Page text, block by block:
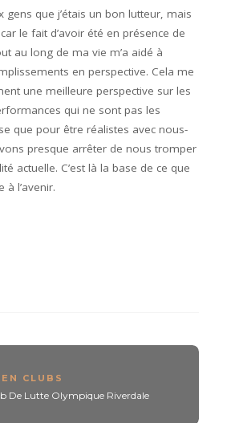
gens que j’étais un bon lutteur, mais
le fait d’avoir été en présence de
au long de ma vie m’a aidé à
en perspective. Cela me
une meilleure perspective sur les
qui ne sont pas les
que pour être réalistes avec nous-
presque arrêter de nous tromper
actuelle. C’est là la base de ce que
l’avenir.
CLUBS
De Lutte Olympique Riverdale